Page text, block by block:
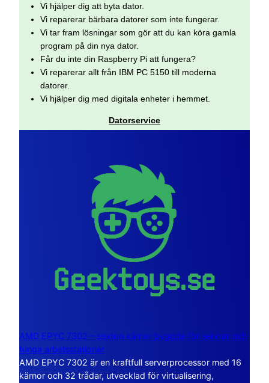
Vi hjälper dig att byta dator.
Vi reparerar bärbara datorer som inte fungerar.
Vi tar fram lösningar som gör att du kan köra gamla
program på din nya dator.
Får du inte din Raspberry Pi att fungera?
Vi reparerar allt från IBM PC 5150 till moderna
datorer.
Vi hjälper dig med digitala enheter i hemmet.
Datorservice
AMD EPYC 7302 – sexton kärnor byggda för servrar och
tunga arbetsstationer
AMD EPYC 7302 är en kraftfull serverprocessor med 16
kärnor och 32 trådar, utvecklad för virtualisering,